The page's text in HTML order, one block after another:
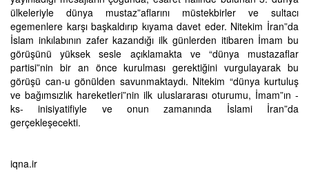
ülkeleriyle dünya mustaz”aflarını müstekbirler ve sultacı
egemenlere karşı başkaldırıp kıyama davet eder. Nitekim İran”da
İslam inkılabının zafer kazandığı ilk günlerden itibaren İmam bu
görüşünü yüksek sesle açıklamakta ve “dünya mustazaflar
partisi”nin bir an önce kurulması gerektiğini vurgulayarak bu
görüşü can-u gönülden savunmaktaydı. Nitekim “dünya kurtuluş
ve bağımsızlık hareketleri”nin ilk uluslararası oturumu, İmam”ın -
ks- inisiyatifiyle ve onun zamanında İslami İran”da
gerçekleşecekti.
iqna.ir